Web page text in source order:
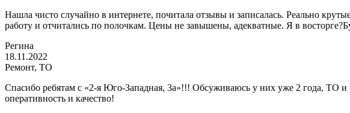
Нашла чисто случайно в интернете, почитала отзывы и записалась. Реально
работу и отчитались по полочкам. Цены не завышены, адекватные. Я в
Регина
18.11.2022
Ремонт, ТО
Спасибо ребятам с «2-я Юго-Западная, 3а»!!! Обсуживаюсь у них уже 2 года, ТО
оперативность и качество!